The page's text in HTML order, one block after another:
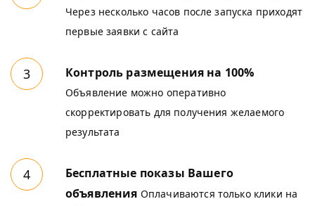
Через несколько часов после запуска приходят
первые заявки с сайта
Контроль размещения на 100%
Объявление можно оперативно
скорректировать для получения желаемого
результата
Бесплатные показы Вашего
объявления Оплачиваются только клики на